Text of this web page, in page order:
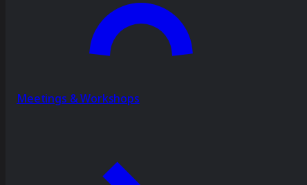
Meetings & Workshops